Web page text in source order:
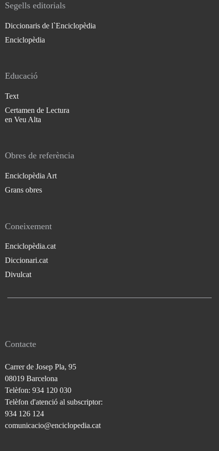
Segells editorials
Diccionaris de l`Enciclopèdia
Enciclopèdia
Educació
Text
Certamen de Lectura
en Veu Alta
Obres de referència
Enciclopèdia Art
Grans obres
Coneixement
Enciclopèdia.cat
Diccionari.cat
Divulcat
Contacte
Carrer de Josep Pla, 95
08019 Barcelona
Telèfon: 934 120 030
Telèfon d'atenció al subscriptor:
934 126 124
comunicacio@enciclopedia.cat